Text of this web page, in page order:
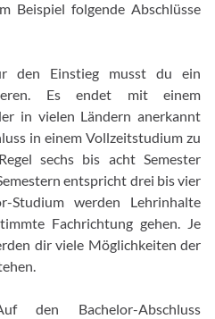
Beispiel folgende Abschlüsse
den Einstieg musst du ein
Es endet mit einem
in vielen Ländern anerkannt
in einem Vollzeitstudium zu
sechs bis acht Semester
entspricht drei bis vier
Studium werden Lehrinhalte
Fachrichtung gehen. Je
dir viele Möglichkeiten der
den Bachelor-Abschluss